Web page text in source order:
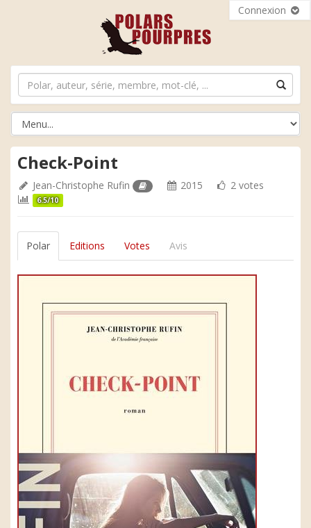
Connexion
Check-Point
Jean-Christophe Rufin 2015 2 votes
6.5/10
Polar Editions Votes Avis